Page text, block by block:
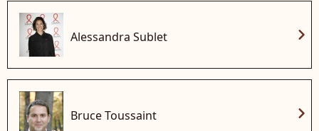
Alessandra Sublet chevron_right
Bruce Toussaint chevron_right